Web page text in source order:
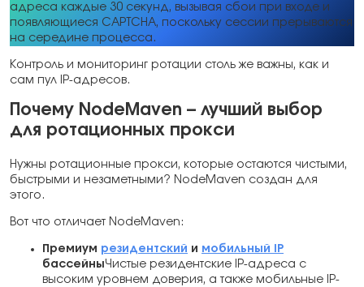
адреса каждые 30 секунд, вызывая сбои при входе и
появляющиеся CAPTCHA, поскольку сессии прерываются
на середине процесса.
Контроль и мониторинг ротации столь же важны, как и
сам пул IP-адресов.
Почему NodeMaven – лучший выбор
для ротационных прокси
Нужны ротационные прокси, которые остаются чистыми,
быстрыми и незаметными? NodeMaven создан для
этого.
Вот что отличает NodeMaven:
Премиум резидентский и мобильный IP
бассейныЧистые резидентские IP-адреса с
высоким уровнем доверия, а также мобильные IP-